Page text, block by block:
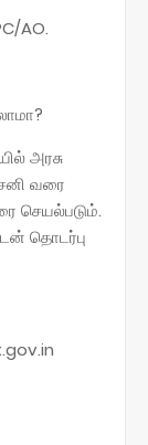
AO.
அரசு
வரை
செயல்படும்.
தொடர்பு